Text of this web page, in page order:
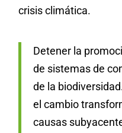
crisis climática.
Detener la
de sistemas de
de la
el cambio
causas